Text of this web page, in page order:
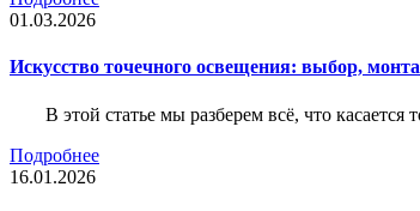
01.03.2026
Искусство точечного освещения: выбор,
В этой статье мы разберем всё, что
Подробнее
16.01.2026